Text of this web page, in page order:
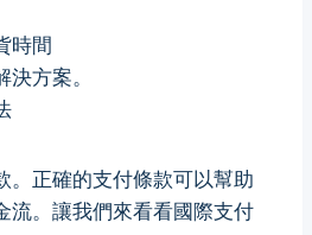
時間
方案。
。正確的支付條款可以幫助
流。讓我們來看看國際支付